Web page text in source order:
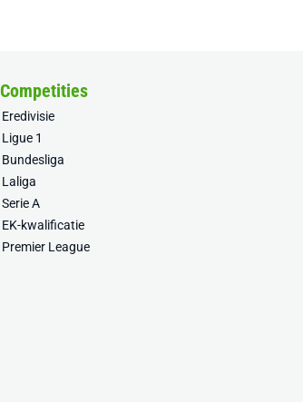
Competities
Eredivisie
Ligue 1
Bundesliga
Laliga
Serie A
EK-kwalificatie
Premier League